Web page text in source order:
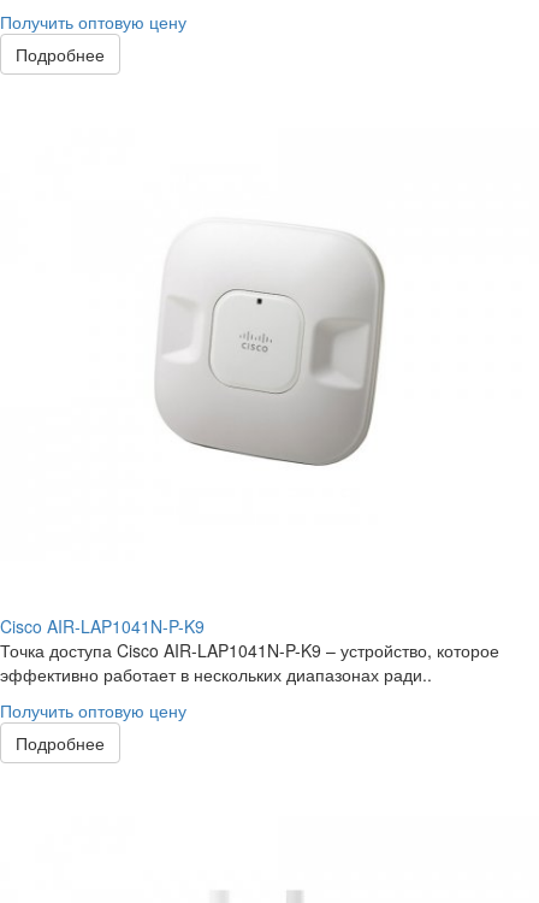
Получить оптовую цену
Подробнее
Cisco AIR-LAP1041N-P-K9
Точка доступа Cisco AIR-LAP1041N-P-K9 – устройство, которое
эффективно работает в нескольких диапазонах ради..
Получить оптовую цену
Подробнее